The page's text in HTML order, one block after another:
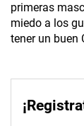
primeras
miedo a los
tener un buen